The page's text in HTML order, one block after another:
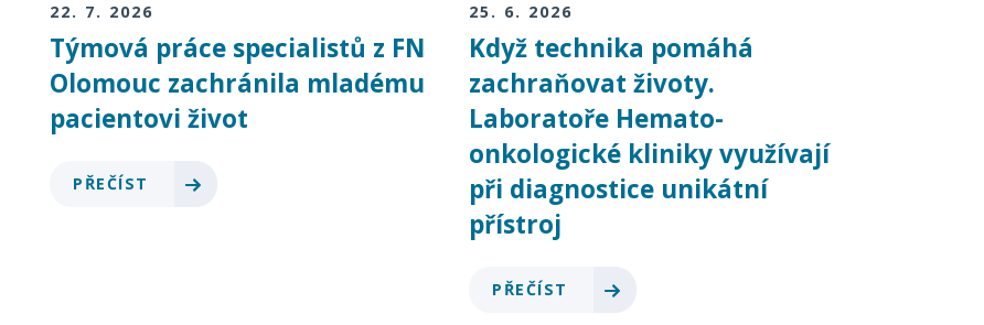
22. 7. 2026
Týmová práce specialistů z FN
Olomouc zachránila mladému
pacientovi život
PŘEČÍST
25. 6. 2026
Když technika pomáhá
zachraňovat životy.
Laboratoře Hemato-
onkologické kliniky využívají
při diagnostice unikátní
přístroj
PŘEČÍST